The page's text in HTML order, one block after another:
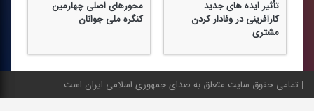
تأثیر ایده های جدید
كارآفرینی در وفادار كردن
مشتری
محورهای اصلی چهارمین
كنگره ملی جوانان
تمامی حقوق سایت متعلق به صدای جمهوری اسلامی ایران است